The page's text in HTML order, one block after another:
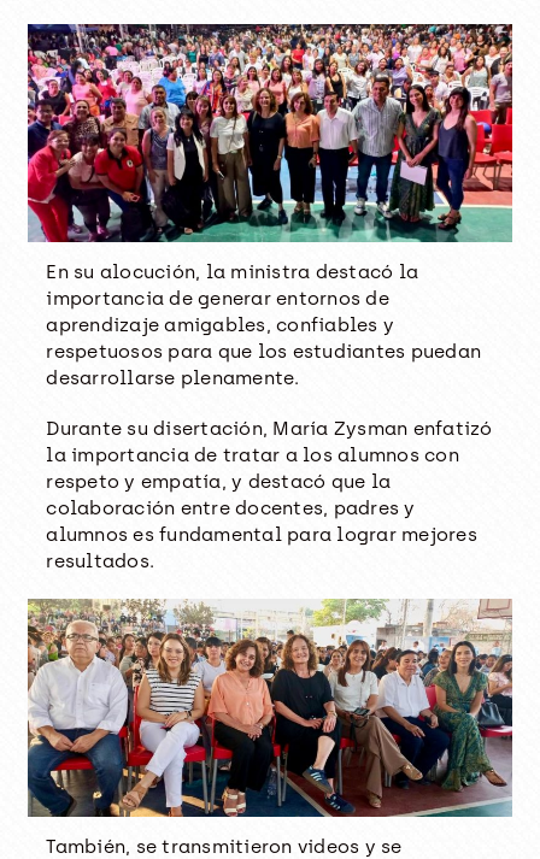
En su alocución, la ministra destacó la
importancia de generar entornos de
aprendizaje amigables, confiables y
respetuosos para que los estudiantes puedan
desarrollarse plenamente.
Durante su disertación, María Zysman enfatizó
la importancia de tratar a los alumnos con
respeto y empatía, y destacó que la
colaboración entre docentes, padres y
alumnos es fundamental para lograr mejores
resultados.
También, se transmitieron videos y se